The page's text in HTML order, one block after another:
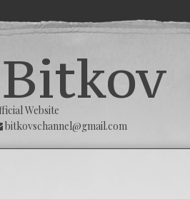
Website
bitkovschannel@gmail.com